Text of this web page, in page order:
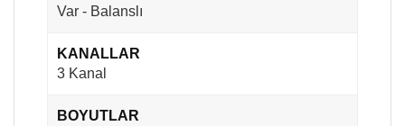
Var - Balanslı
KANALLAR
3 Kanal
BOYUTLAR